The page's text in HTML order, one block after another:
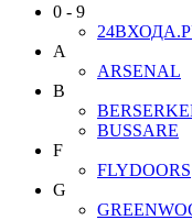
0 - 9
A
ARSENAL
B
BUSSARE
F
FLYDOORS
G